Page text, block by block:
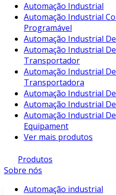
Automação Industrial
Automação Industrial
Programável
Automação Industrial
Automação Industrial
Transportador
Automação Industrial
Transportadora
Automação Industrial
Automação Industrial
Automação Industrial
Equipament
Ver mais produtos
Produtos
Sobre nós
Automação industrial